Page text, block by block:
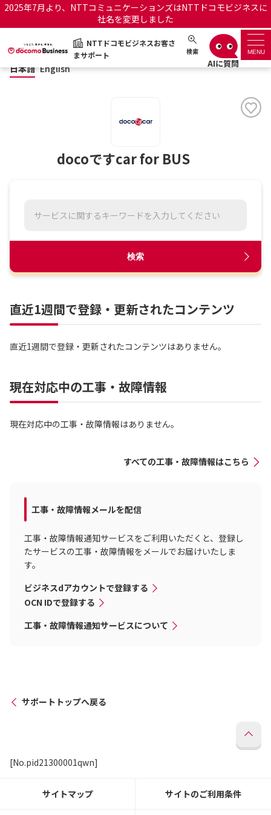
2025年7月より、NTTコミュニケーションズはNTTドコモビジネスに
社名を変更しました
NTTドコモビジネスお客さ
まサポート
検索 MENU
NTTドコモビジネスお客さまサポート 日本語 English
サポートトップ
OCNのお客さまはこちら
工事・故障情報通知サー
ビス
日本語 English
docoですcar for BUS
検索
直近1週間で登録・更新されたコンテンツ
直近1週間で登録・更新されたコンテンツはありません。
現在対応中の工事・故障情報
現在対応中の工事・故障情報はありません。
すべての工事・故障情報はこちら
工事・故障情報メールを配信
工事・故障情報通知サービスをご利用いただくと、登録し
たサービスの工事・故障情報をメールでお届けいたしま
す。
ビジネスdアカウントで登録する
OCN IDで登録する
工事・故障情報通知サービスについて
サポートトップへ戻る
[No.pid21300001qwn]
サイトマップ サイトのご利用条件